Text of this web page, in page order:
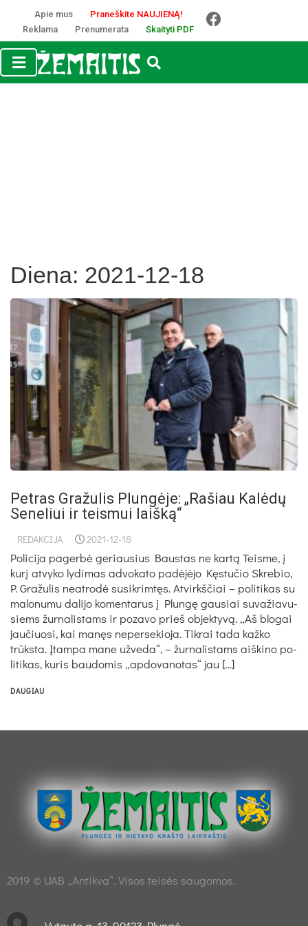
Apie mus
Praneškite NAUJIENĄ!
Reklama
Prenumerata Skaityti PDF
Diena: 2021-12-18
Petras Gražulis Plungėje: „Rašiau Kalėdų
Seneliui ir teismui laišką“
REDAKCIJA 2021-12-18
Policija pagerbė geriausius Baus­tas ne kartą Teis­me, į
kurį at­vy­ko ly­di­mas ad­vo­ka­to pa­dėjėjo Kęstu­čio Skre­bio,
P. Gra­žu­lis neat­rodė su­si­krimtęs. At­virkš­čiai – po­li­ti­kas su
ma­lo­nu­mu da­li­jo ko­men­ta­rus į Plungę gau­siai su­va­žia­vu­
siems žur­na­lis­tams ir po­za­vo prie­š ob­jek­tyvą. „Aš blo­gai
jau­čiuo­si, kai manęs ne­per­se­kio­ja. Tik­rai ta­da kaž­ko
trūksta. Įtam­pa ma­ne už­ve­da“, – žur­na­lis­tams aiš­ki­no po­
li­ti­kas, ku­ris bau­do­mis „ap­do­va­no­tas“ jau […]
DAUGIAU
2019 © UAB „Antikva“. Visos teisės saugomos.